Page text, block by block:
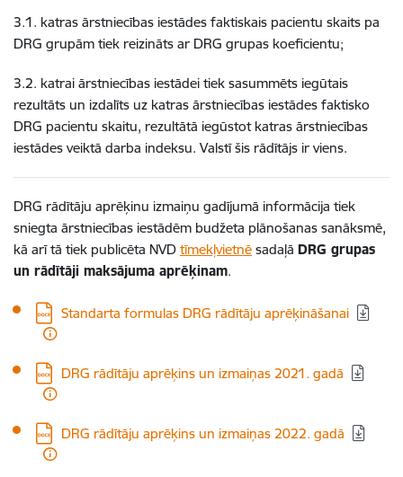
3.1. katras ārstniecības iestādes faktiskais pacientu skaits pa
DRG grupām tiek reizināts ar DRG grupas koeficientu;
3.2. katrai ārstniecības iestādei tiek sasummēts iegūtais
rezultāts un izdalīts uz katras ārstniecības iestādes faktisko
DRG pacientu skaitu, rezultātā iegūstot katras ārstniecības
iestādes veiktā darba indeksu. Valstī šis rādītājs ir viens.
DRG rādītāju aprēķinu izmaiņu gadījumā informācija tiek
sniegta ārstniecības iestādēm budžeta plānošanas sanāksmē,
kā arī tā tiek publicēta NVD tīmekļvietnē sadaļā DRG grupas
un rādītāji maksājuma aprēķinam.
Lejupielādēt:
Standarta formulas DRG rādītāju aprēķināšanai
Lejupielādēt:
DRG rādītāju aprēķins un izmaiņas 2021. gadā
Lejupielādēt:
DRG rādītāju aprēķins un izmaiņas 2022. gadā